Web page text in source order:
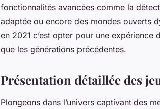
fonctionnalités avancées comme la
adaptée ou encore des mondes ouverts
en 2021 c’est opter pour une expérience
que les générations précédentes.
Présentation détaillée des
Plongeons dans l’univers captivant des